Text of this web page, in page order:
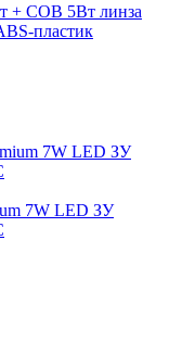
+ COB 5Вт линза
пластик
7W LED ЗУ